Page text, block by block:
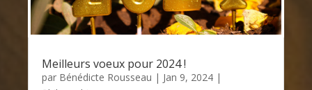
Meilleurs voeux pour 2024 !
par Bénédicte Rousseau | Jan 9, 2024 |